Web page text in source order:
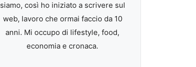
siamo, così ho iniziato a scrivere sul
web, lavoro che ormai faccio da 10
anni. Mi occupo di lifestyle, food,
economia e cronaca.